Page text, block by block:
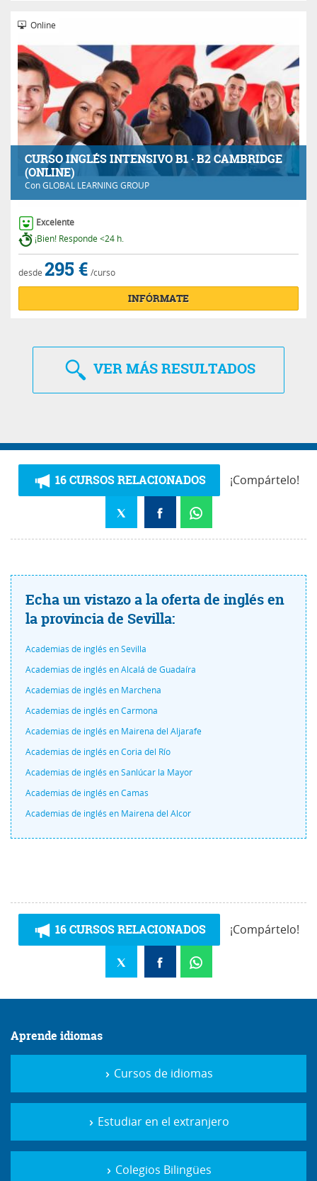
CURSO INGLÉS INTENSIVO B1 · B2 CAMBRIDGE
(ONLINE)
ConGLOBAL LEARNING GROUP
Online
Excelente
¡Bien! Responde <24 h.
desde 295 € /curso
INFÓRMATE
VERMÁS RESULTADOS
16 CURSOS RELACIONADOS ¡Compártelo!
Echa un vistazo a la oferta de inglés en
la provincia de Sevilla:
Academias de inglés en Sevilla
Academias de inglés en Alcalá de Guadaíra
Academias de inglés en Marchena
Academias de inglés en Carmona
Academias de inglés en Mairena del Aljarafe
Academias de inglés en Coria del Río
Academias de inglés en Sanlúcar la Mayor
Academias de inglés en Camas
Academias de inglés en Mairena del Alcor
16 CURSOS RELACIONADOS ¡Compártelo!
Aprende idiomas
Cursos de idiomas
Estudiar en el extranjero
Colegios Bilingües